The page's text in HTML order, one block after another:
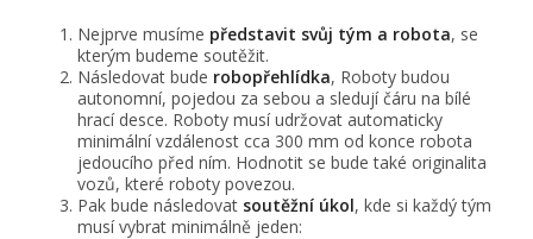
Nejprve musíme představit svůj tým a robota, se
kterým budeme soutěžit.
Následovat bude robopřehlídka, Roboty budou
autonomní, pojedou za sebou a sledují čáru na bílé
hrací desce. Roboty musí udržovat automaticky
minimální vzdálenost cca 300 mm od konce robota
jedoucího před ním. Hodnotit se bude také originalita
vozů, které roboty povezou.
Pak bude následovat soutěžní úkol, kde si každý tým
musí vybrat minimálně jeden: